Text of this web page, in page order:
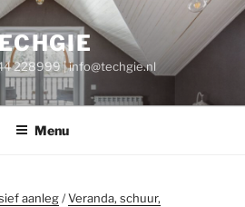
228999 | info@techgie.nl
Menu
aanleg/Veranda, schuur,